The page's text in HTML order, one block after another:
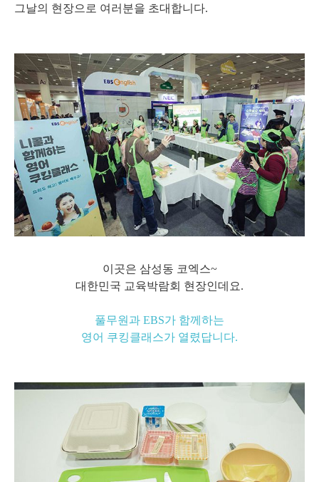
그날의 현장으로 여러분을 초대합니다.
이곳은 삼성동 코엑스~
대한민국 교육박람회 현장인데요.
풀무원과 EBS가 함께 하는
영어 쿠킹클래스가 열렸답니다.